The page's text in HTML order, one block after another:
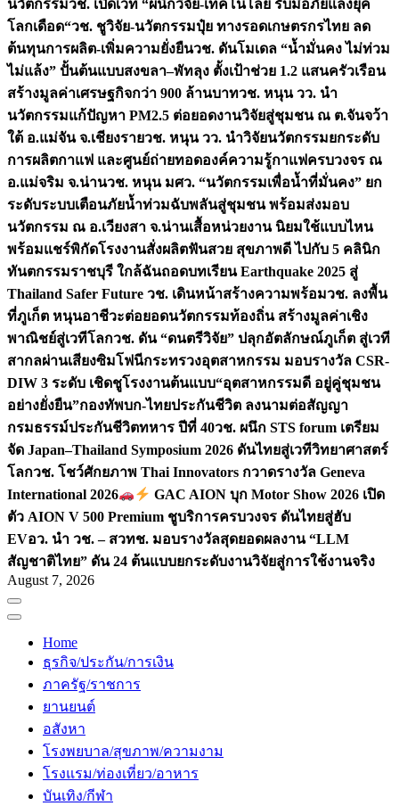
นวัตกรรมวช. เปิดเวที “ผนึกวิจัย-เทคโนโลยี รับมือภัยแล้งยุค
โลกเดือด“วช. ชูวิจัย-นวัตกรรมปุ๋ย ทางรอดเกษตรกรไทย ลด
ต้นทุนการผลิต-เพิ่มความยั่งยืนวช. ดันโมเดล “น้ำมั่นคง ไม่ท่วม
ไม่แล้ง” ปั้นต้นแบบสงขลา–พัทลุง ตั้งเป้าช่วย 1.2 แสนครัวเรือน
สร้างมูลค่าเศรษฐกิจกว่า 900 ล้านบาทวช. หนุน วว. นำ
นวัตกรรมแก้ปัญหา PM2.5 ต่อยอดงานวิจัยสู่ชุมชน ณ ต.จันจว้า
ใต้ อ.แม่จัน จ.เชียงรายวช. หนุน วว. นำวิจัยนวัตกรรมยกระดับ
การผลิตกาแฟ และศูนย์ถ่ายทอดองค์ความรู้กาแฟครบวงจร ณ
อ.แม่จริม จ.น่านวช. หนุน มศว. “นวัตกรรมเพื่อน้ำที่มั่นคง” ยก
ระดับระบบเตือนภัยน้ำท่วมฉับพลันสู่ชุมชน พร้อมส่งมอบ
นวัตกรรม ณ อ.เวียงสา จ.น่านเสื้อหน่วยงาน นิยมใช้แบบไหน
พร้อมแชร์พิกัดโรงงานสั่งผลิตฟันสวย สุขภาพดี ไปกับ 5 คลินิก
ทันตกรรมราชบุรี ใกล้ฉันถอดบทเรียน Earthquake 2025 สู่
Thailand Safer Future วช. เดินหน้าสร้างความพร้อมวช. ลงพื้น
ที่ภูเก็ต หนุนอาชีวะต่อยอดนวัตกรรมท้องถิ่น สร้างมูลค่าเชิง
พาณิชย์สู่เวทีโลกวช. ดัน “ดนตรีวิจัย” ปลุกอัตลักษณ์ภูเก็ต สู่เวที
สากลผ่านเสียงซิมโฟนีกระทรวงอุตสาหกรรม มอบรางวัล CSR-
DIW 3 ระดับ เชิดชูโรงงานต้นแบบ“อุตสาหกรรมดี อยู่คู่ชุมชน
อย่างยั่งยืน”กองทัพบก-ไทยประกันชีวิต ลงนามต่อสัญญา
กรมธรรม์ประกันชีวิตทหาร ปีที่ 40วช. ผนึก STS forum เตรียม
จัด Japan–Thailand Symposium 2026 ดันไทยสู่เวทีวิทยาศาสตร์
โลกวช. โชว์ศักยภาพ Thai Innovators กวาดรางวัล Geneva
International 2026
GAC AION บุก Motor Show 2026 เปิด
ตัว AION V 500 Premium ชูบริการครบวงจร ดันไทยสู่ฮับ
EVอว. นำ วช. – สวทช. มอบรางวัลสุดยอดผลงาน “LLM
สัญชาติไทย” ดัน 24 ต้นแบบยกระดับงานวิจัยสู่การใช้งานจริง
August 7, 2026
Home
ธุรกิจ/ประกัน/การเงิน
ภาครัฐ/ราชการ
ยานยนต์
อสังหา
โรงพยบาล/สุขภาพ/ความงาม
โรงแรม/ท่องเที่ยว/อาหาร
บันเทิง/กีฬา